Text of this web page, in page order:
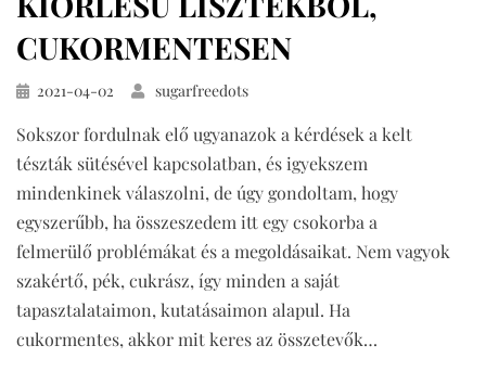
CUKORMENTESEN
Közzétéve
2021-04-02 sugarfreedots
Sokszor fordulnak elő ugyanazok a kérdések a kelt
tészták sütésével kapcsolatban, és igyekszem
mindenkinek válaszolni, de úgy gondoltam, hogy
egyszerűbb, ha összeszedem itt egy csokorba a
felmerülő problémákat és a megoldásaikat. Nem vagyok
szakértő, pék, cukrász, így minden a saját
tapasztalataimon, kutatásaimon alapul. Ha
cukormentes, akkor mit keres az összetevők…